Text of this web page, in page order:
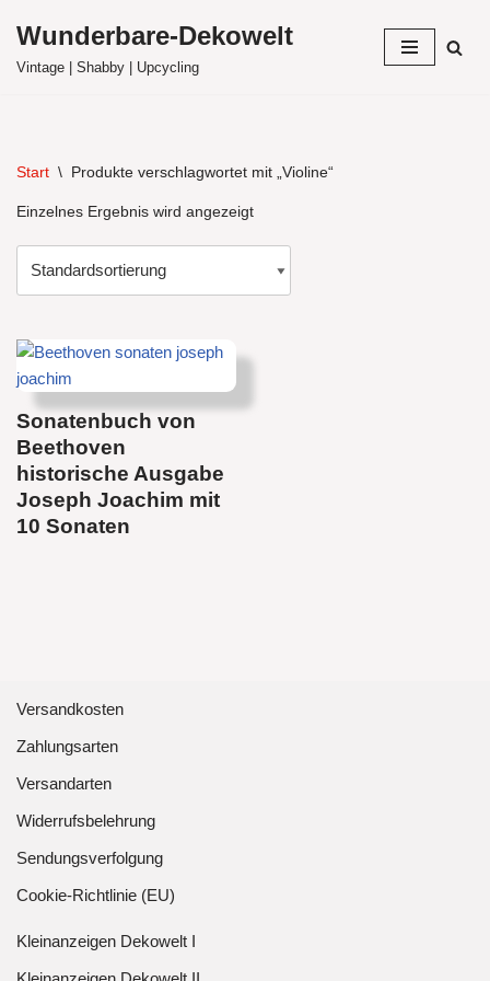
Zum
Wunderbare-Dekowelt
Vintage | Shabby | Upcycling
Start \ Produkte verschlagwortet mit „Violine“
Einzelnes Ergebnis wird angezeigt
Sonatenbuch von
Beethoven
historische Ausgabe
Joseph Joachim mit
10 Sonaten
Versandkosten
Zahlungsarten
Versandarten
Widerrufsbelehrung
Sendungsverfolgung
Cookie-Richtlinie (EU)
Kleinanzeigen Dekowelt I